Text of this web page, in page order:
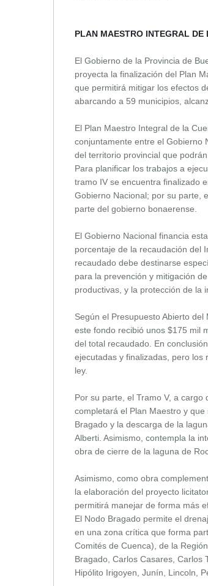
PLAN MAESTRO INTEGRAL
El Gobierno de la Provincia de
proyecta la finalización del Plan
que permitirá mitigar los efectos
abarcando a 59 municipios,
El Plan Maestro Integral de la
conjuntamente entre el Gobierno
del territorio provincial que
Para planificar los trabajos a
tramo IV se encuentra finalizado
Gobierno Nacional; por su parte,
parte del gobierno bonaerense.
El Gobierno Nacional financia
porcentaje de la recaudación del
recaudado debe destinarse
para la prevención y mitigación
productivas, y la protección de la
Según el Presupuesto Abierto
este fondo recibió unos $175 mil
del total recaudado. En
ejecutadas y finalizadas, pero
ley.
Por su parte, el Tramo V, a
completará el Plan Maestro y
Bragado y la descarga de la
Alberti. Asimismo, contempla la
obra de cierre de la laguna de
Asimismo, como obra
la elaboración del proyecto
permitirá manejar de forma más
El Nodo Bragado permite el
en una zona crítica que forma
Comités de Cuenca), de la
Bragado, Carlos Casares, Carlos
Hipólito Irigoyen, Junín, Lincoln,